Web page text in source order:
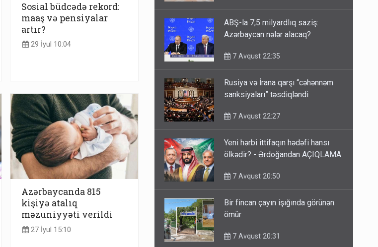
Sosial büdcədə rekord:
maaş və pensiyalar
artır?
29 İyul 10:04
Azərbaycanda 815
kişiyə atalıq
məzuniyyəti verildi
27 İyul 15:10
ABŞ-la 7,5 milyardlıq saziş:
Azərbaycan nələr alacaq?
7 Avqust 22:35
Rusiya və İrana qarşı “cəhənnəm
sanksiyaları” təsdiqləndi
7 Avqust 22:27
Yeni hərbi ittifaqın hədəfi hansı
ölkədir? - Ərdoğandan AÇIQLAMA
7 Avqust 20:50
Bir fincan çayın işığında görünən
ömür
7 Avqust 20:31